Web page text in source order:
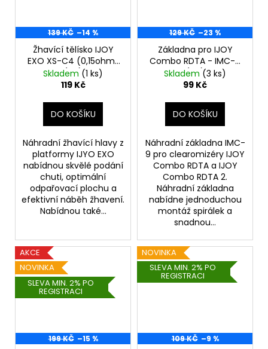
139 KČ –14 %
Žhavící tělísko IJOY
EXO XS-C4 (0,15ohm)
(1ks)
Skladem (1 ks)
119 Kč
DO KOŠÍKU
Náhradní žhavící hlavy z
platformy IJYO EXO
nabídnou skvělé podání
chuti, optimální
odpařovací plochu a
efektivní náběh žhavení.
Nabídnou také...
129 KČ –23 %
Základna pro IJOY
Combo RDTA - IMC-9
(1ks)
Skladem (3 ks)
99 Kč
DO KOŠÍKU
Náhradní základna IMC-
9 pro clearomizéry IJOY
Combo RDTA a IJOY
Combo RDTA 2.
Náhradní základna
nabídne jednoduchou
montáž spirálek a
snadnou...
AKCE
NOVINKA
SLEVA MIN. 2% PO
REGISTRACI
199 KČ –15 %
NOVINKA
SLEVA MIN. 2% PO
REGISTRACI
109 KČ –9 %